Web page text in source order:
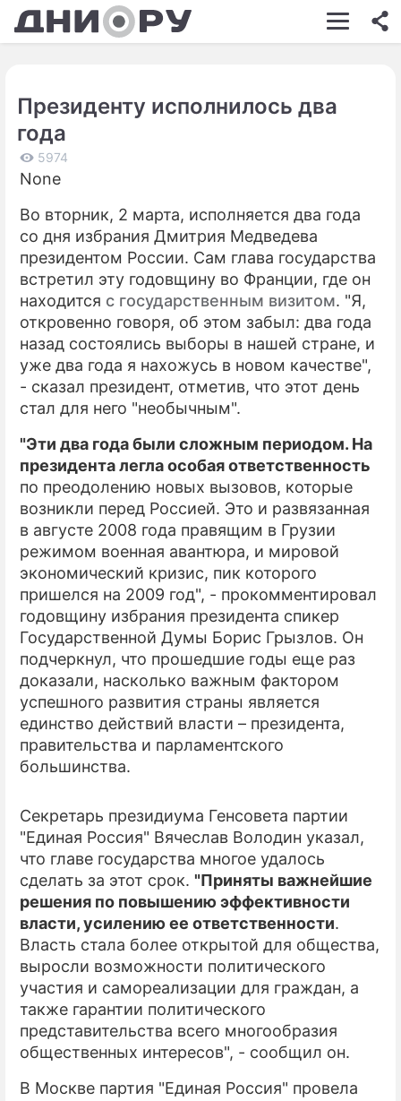
ШОУ-БИЗНЕС
КИНО
ЭКОНОМИКА
ПРОИСШЕСТВИЯ
СОННИК
СТИЛЬ ЖИЗНИ
СЕРИАЛЫ
ПРЕСС-РЕЛИЗЫ
О ПРОЕКТЕ
Президенту исполнилось два
года
5974
None
Во вторник, 2 марта, исполняется два года
со дня избрания Дмитрия Медведева
президентом России. Сам глава государства
встретил эту годовщину во Франции, где он
находится с государственным визитом. "Я,
откровенно говоря, об этом забыл: два года
назад состоялись выборы в нашей стране, и
уже два года я нахожусь в новом качестве",
- сказал президент, отметив, что этот день
стал для него "необычным".
"Эти два года были сложным периодом. На
президента легла особая ответственность
по преодолению новых вызовов, которые
возникли перед Россией. Это и развязанная
в августе 2008 года правящим в Грузии
режимом военная авантюра, и мировой
экономический кризис, пик которого
пришелся на 2009 год", - прокомментировал
годовщину избрания президента спикер
Государственной Думы Борис Грызлов. Он
подчеркнул, что прошедшие годы еще раз
доказали, насколько важным фактором
успешного развития страны является
единство действий власти – президента,
правительства и парламентского
большинства.
Секретарь президиума Генсовета партии
"Единая Россия" Вячеслав Володин указал,
что главе государства многое удалось
сделать за этот срок. "Приняты важнейшие
решения по повышению эффективности
власти, усилению ее ответственности.
Власть стала более открытой для общества,
выросли возможности политического
участия и самореализации для граждан, а
также гарантии политического
представительства всего многообразия
общественных интересов", - сообщил он.
В Москве партия "Единая Россия" провела